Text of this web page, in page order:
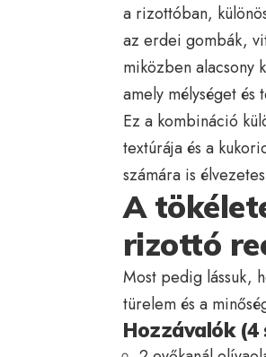
a rizottóban,
az erdei gombák,
miközben alacsony
amely mélységet és
Ez a kombináció
textúrája és a
számára is
A
rizottó
Most pedig lássuk,
türelem és a
Hozzávalók (4